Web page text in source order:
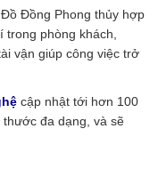
Đồng Phong thủy hợp
phòng khách,
vận giúp công việc trở
cập nhật tới hơn 100
đa dạng, và sẽ